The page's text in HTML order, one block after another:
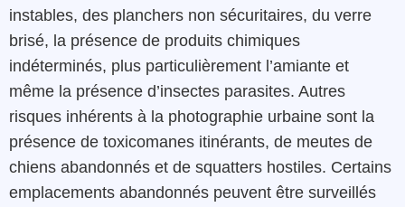
instables, des planchers non sécuritaires, du verre
brisé, la présence de produits chimiques
indéterminés, plus particulièrement l’amiante et
même la présence d’insectes parasites. Autres
risques inhérents à la photographie urbaine sont la
présence de toxicomanes itinérants, de meutes de
chiens abandonnés et de squatters hostiles. Certains
emplacements abandonnés peuvent être surveillés